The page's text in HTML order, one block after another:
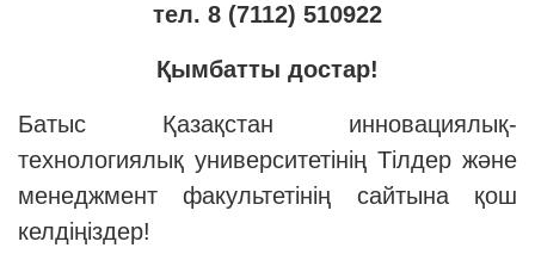
тел. 8 (7112) 510922
Қымбатты достар!
Батыс Қазақстан инновациялық-
технологиялық университетінің Тілдер және
менеджмент факультетінің сайтына қош
келдіңіздер!